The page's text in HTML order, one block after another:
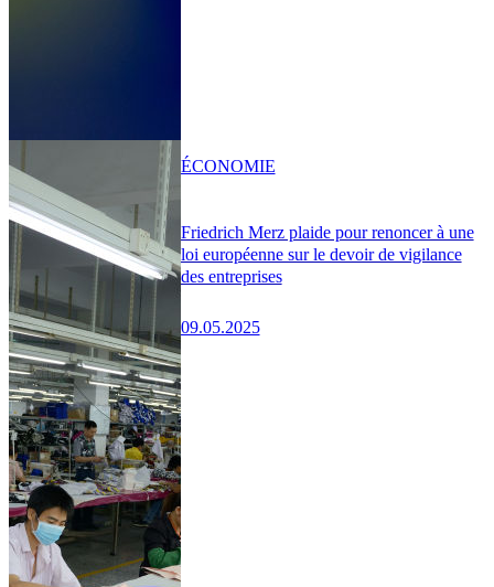
Friedrich Merz plaide pour renoncer à une
loi européenne sur le devoir de vigilance
des entreprises
09.05.2025
ÉCONOMIE